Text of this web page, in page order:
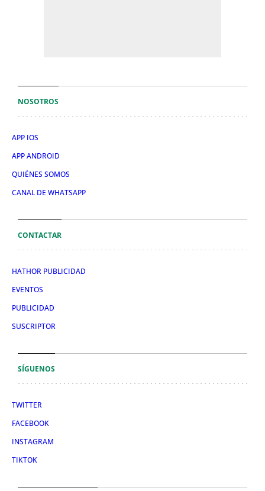
NOSOTROS
APP IOS
APP ANDROID
QUIÉNES SOMOS
CANAL DE WHATSAPP
CONTACTAR
HATHOR PUBLICIDAD
EVENTOS
PUBLICIDAD
SUSCRIPTOR
SÍGUENOS
TWITTER
FACEBOOK
INSTAGRAM
TIKTOK